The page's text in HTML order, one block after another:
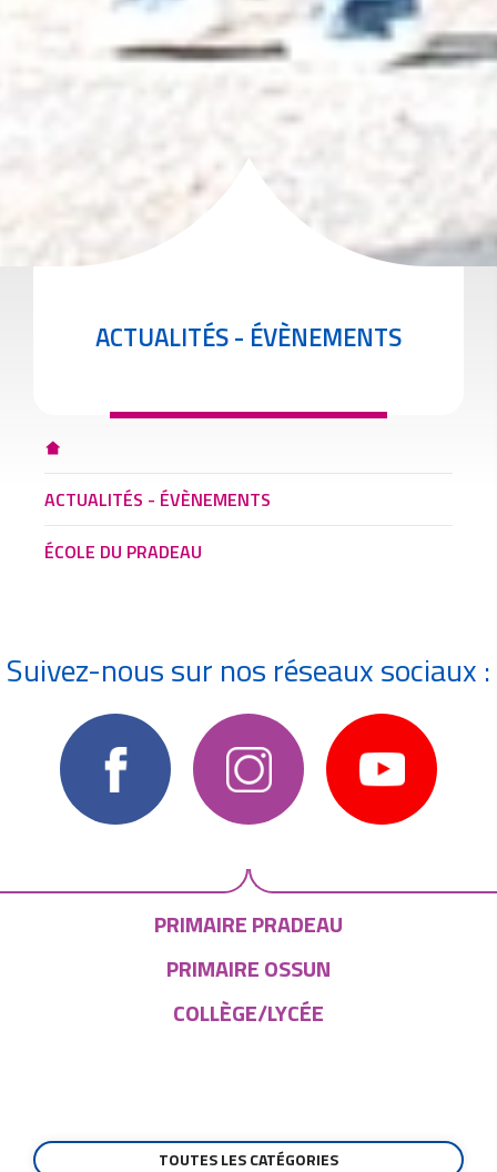
ACTUALITÉS - ÉVÈNEMENTS
ACTUALITÉS - ÉVÈNEMENTS
ÉCOLE DU PRADEAU
Suivez-nous sur nos réseaux sociaux :
PRIMAIRE PRADEAU
PRIMAIRE OSSUN
COLLÈGE/LYCÉE
TOUTES LES CATÉGORIES